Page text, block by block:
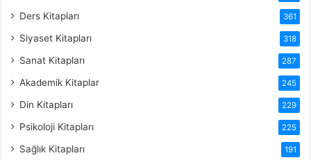
Ders Kitapları 361
Siyaset Kitapları 318
Sanat Kitapları 287
Akademik Kitaplar 245
Din Kitapları 229
Psikoloji Kitapları 225
Sağlık Kitapları 191